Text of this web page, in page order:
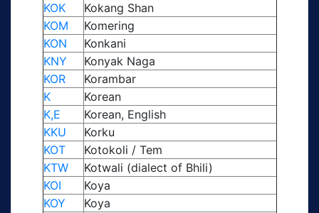
KOK
Kokang Shan
KOM
Komering
KON
Konkani
KNY
Konyak Naga
KOR
Korambar
K
Korean
K,E
Korean, English
KKU
Korku
KOT
Kotokoli / Tem
KTW
Kotwali (dialect of Bhili)
KOI
Koya
KOY
Koya